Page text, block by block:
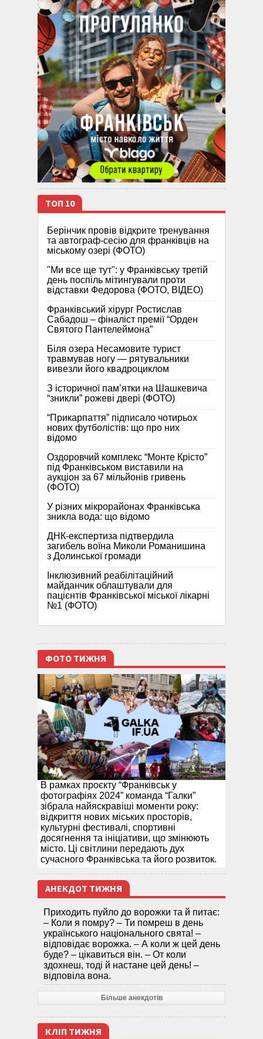
ТОП 10
Берінчик провів відкрите тренування
та автограф-сесію для франківців на
міському озері (ФОТО)
"Ми все ще тут": у Франківську третій
день поспіль мітингували проти
відставки Федорова (ФОТО, ВІДЕО)
Франківський хірург Ростислав
Сабадош – фіналіст премії “Орден
Святого Пантелеймона”
Біля озера Несамовите турист
травмував ногу — рятувальники
вивезли його квадроциклом
З історичної памʼятки на Шашкевича
“зникли” рожеві двері (ФОТО)
“Прикарпаття” підписало чотирьох
нових футболістів: що про них
відомо
Оздоровчий комплекс “Монте Крісто”
під Франківськом виставили на
аукціон за 67 мільйонів гривень
(ФОТО)
У різних мікрорайонах Франківська
зникла вода: що відомо
ДНК-експертиза підтвердила
загибель воїна Миколи Романишина
з Долинської громади
Інклюзивний реабілітаційний
майданчик облаштували для
пацієнтів Франківської міської лікарні
№1 (ФОТО)
ФОТО ТИЖНЯ
В рамках проєкту “Франківськ у
фотографіях 2024” команда “Галки”
зібрала найяскравіші моменти року:
відкриття нових міських просторів,
культурні фестивалі, спортивні
досягнення та ініціативи, що змінюють
місто. Ці світлини передають дух
сучасного Франківська та його розвиток.
АНЕКДОТ ТИЖНЯ
Приходить пуйло до ворожки та й питає:
– Коли я помру? – Ти помреш в день
українського національного свята! –
відповідає ворожка. – А коли ж цей день
буде? – цікавиться він. – От коли
здохнеш, тоді й настане цей день! –
відповіла вона.
Більше анекдотів
КЛІП ТИЖНЯ